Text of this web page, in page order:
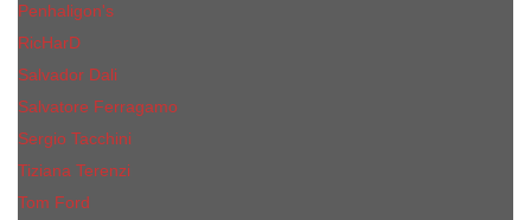
Penhaligon​'s
RicHarD
Salvador Dali
Salvatore Ferragamo
Sergio Tacchini
Tiziana Terenzi
Tom Ford